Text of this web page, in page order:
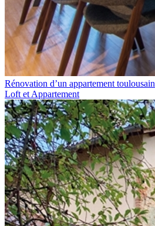
Rénovation d’un appartement toulousain
Loft et Appartement